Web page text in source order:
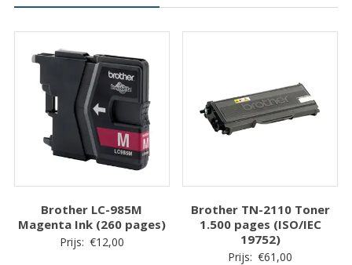
Brother LC-985M
Magenta Ink (260 pages)
Prijs: €12,00
Brother TN-2110 Toner
1.500 pages (ISO/IEC
19752)
Prijs: €61,00